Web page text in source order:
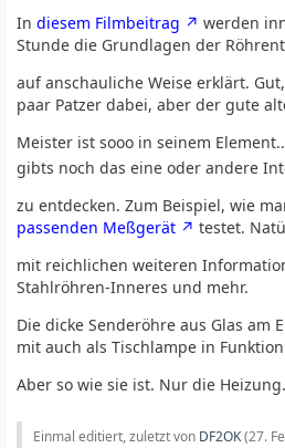
Indiesem Filmbeitrag
werden
Stunde die Grundlagen der
auf anschauliche Weise erklärt.
paar Patzer dabei, aber der gute
Meister ist sooo in seinem
gibts noch das eine oder andere
zu entdecken. Zum Beispiel, wie
passenden Meßgerät
testet.
mit reichlichen weiteren
Stahlröhren-Inneres und mehr.
Die dicke Senderöhre aus Glas am
mit auch als Tischlampe in
Aber so wie sie ist. Nur die Heizung.
Einmal editiert, zuletzt von DF2OK(27.